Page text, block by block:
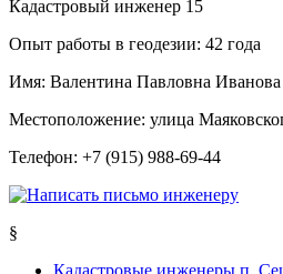
Кадастровый инженер 15
Опыт работы в геодезии: 42 года
Имя: Валентина Павловна Иванова
Местоположение: улица
Телефон: +7 (915) 988-69-44
§
Кадастровые инженеры п.